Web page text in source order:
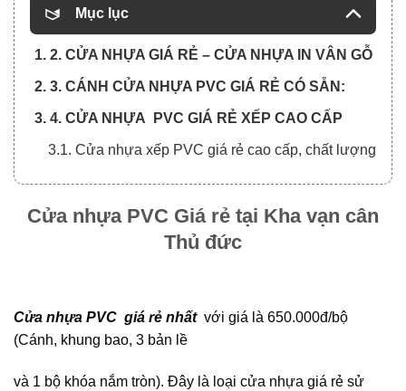
Mục lục
1. 2. CỬA NHỰA GIÁ RẺ – CỬA NHỰA IN VÂN GỖ
2. 3. CÁNH CỬA NHỰA PVC GIÁ RẺ CÓ SẴN:
3. 4. CỬA NHỰA PVC GIÁ RẺ XẾP CAO CẤP
3.1. Cửa nhựa xếp PVC giá rẻ cao cấp, chất lượng
Cửa nhựa PVC Giá rẻ tại Kha vạn cân
Thủ đức
Cửa nhựa PVC giá rẻ nhất với giá là 650.000đ/bộ
(Cánh, khung bao, 3 bản lề
và 1 bộ khóa nắm tròn). Đây là loại cửa nhựa giá rẻ sử